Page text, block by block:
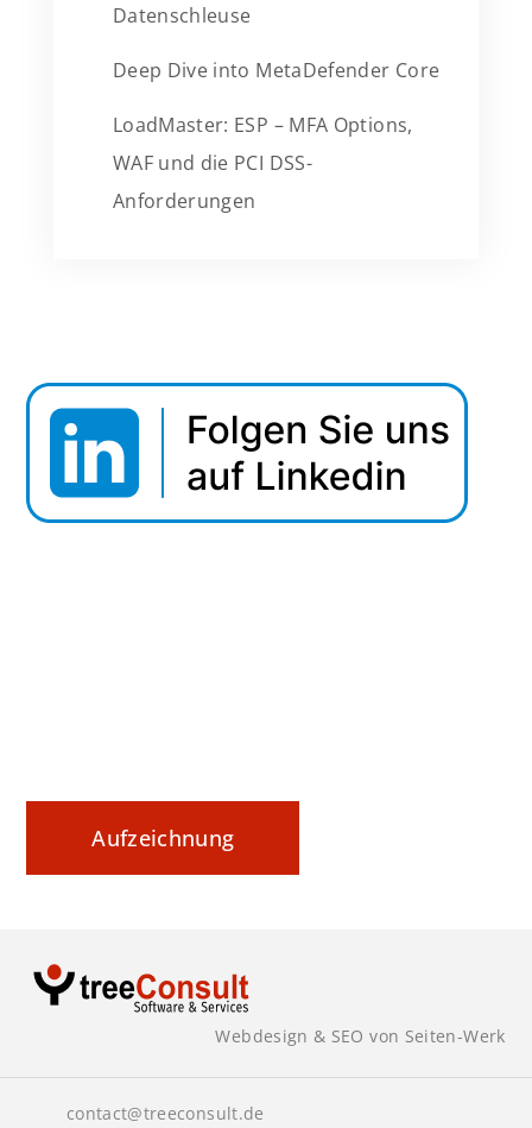
Datenschleuse
Deep Dive into MetaDefender Core
LoadMaster: ESP – MFA Options,
WAF und die PCI DSS-
Anforderungen
Aufzeichnung
Webdesign & SEO von Seiten-Werk
contact@treeconsult.de